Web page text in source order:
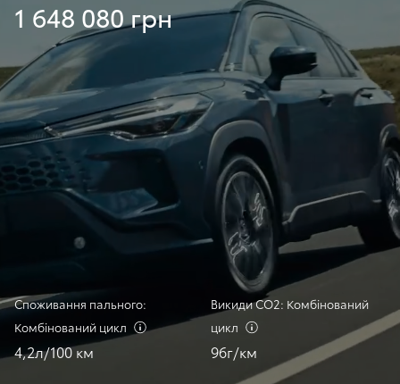
1 648 080 грн
Споживання пального:
Комбінований цикл
4,2л/100 км
Викиди СО2: Комбінований
цикл
96г/км